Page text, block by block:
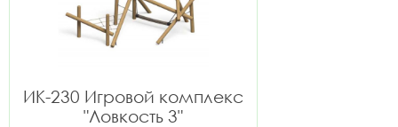
ИК-230 Игровой комплекс
"Ловкость 3"